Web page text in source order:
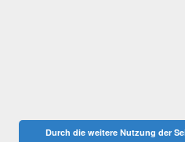
Durch die weitere Nutzung der